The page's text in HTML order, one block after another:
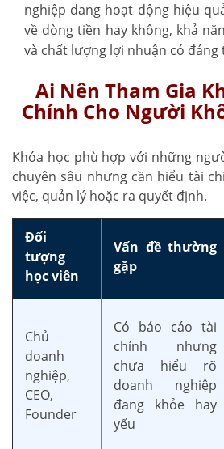
nghiệp đang hoạt động hiệu
về dòng tiền hay không, khả
và chất lượng lợi nhuận có đáng
Ai Nên Tham Gia
Chính Cho Người
Khóa học phù hợp với những
chuyên sâu nhưng cần hiểu tài
việc, quản lý hoặc ra quyết định.
Đối
tượng
học viên
Vấn đề thường
gặp
Chủ
doanh
nghiệp,
CEO,
Founder
Có báo cáo tài
chính nhưng
chưa hiểu rõ
doanh nghiệp
đang khỏe hay
yếu